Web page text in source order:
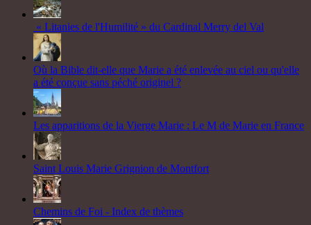
« Litanies de l'Humilité » du Cardinal Merry del Val
Où la Bible dit-elle que Marie a été enlevée au ciel ou qu'elle
a été conçue sans péché originel ?
Les apparitions de la Vierge Marie : Le M de Marie en France
Saint Louis Marie Grignion de Montfort
Chemins de Foi - Index de thèmes